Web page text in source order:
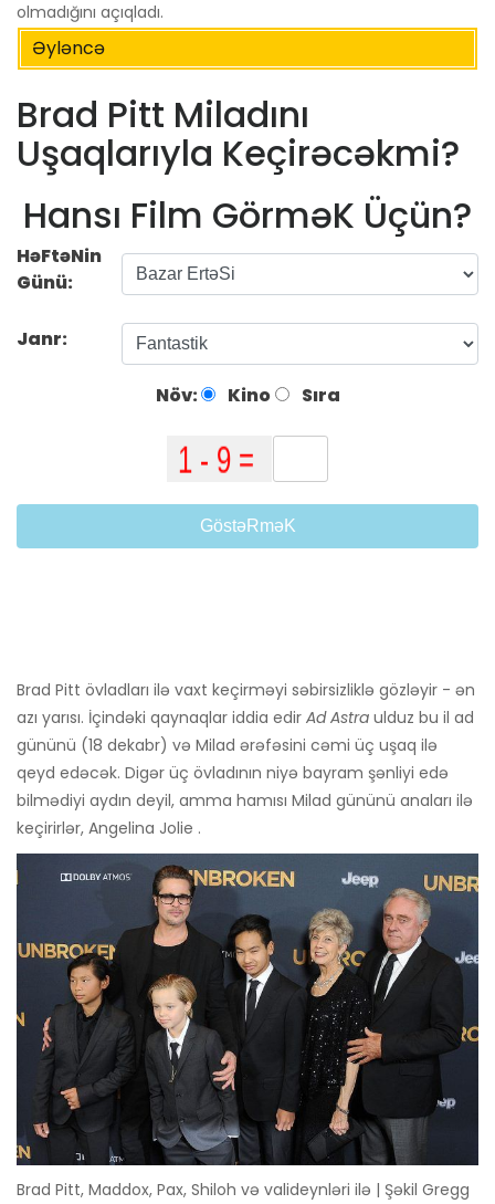
olmadığını açıqladı.
Əyləncə
Brad Pitt Miladını
Uşaqlarıyla Keçirəcəkmi?
Hansı Film GörməK Üçün?
HəFtəNin
Günü:
Janr:
Növ: Kino Sıra
GöstəRməK
Brad Pitt övladları ilə vaxt keçirməyi səbirsizliklə gözləyir - ən
azı yarısı. İçindəki qaynaqlar iddia edir Ad Astra ulduz bu il ad
gününü (18 dekabr) və Milad ərəfəsini cəmi üç uşaq ilə
qeyd edəcək. Digər üç övladının niyə bayram şənliyi edə
bilmədiyi aydın deyil, amma hamısı Milad gününü anaları ilə
keçirirlər, Angelina Jolie .
Brad Pitt, Maddox, Pax, Shiloh və valideynləri ilə | Şəkil Gregg